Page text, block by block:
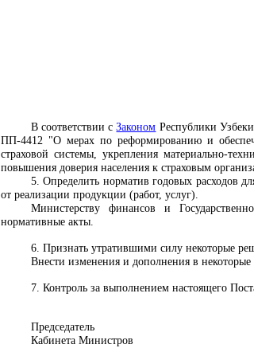
В соответствии сЗаконом Республики
ПП-4412 "О мерах по реформированию и
страховой системы, укрепления материально-
повышения доверия населения к страховым
5. Определить норматив годовых расходов
от реализации продукции (работ, услуг).
Министерству финансов и
нормативные акты.
6. Признать утратившими силу некоторые
Внести изменения и дополнения в
7. Контроль за выполнением настоящего
Председатель
Кабинета Министров